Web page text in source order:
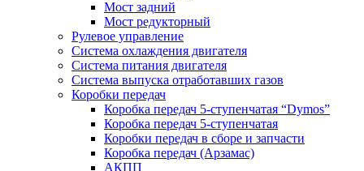
Мост задний
Мост редукторный
Рулевое управление
Система охлаждения двигателя
Система питания двигателя
Система выпуска отработавших газов
Коробки передач
Коробка передач 5-ступенчатая “Dymos”
Коробка передач 5-ступенчатая
Коробки передач в сборе и запчасти
Коробка передач (Арзамас)
АКПП